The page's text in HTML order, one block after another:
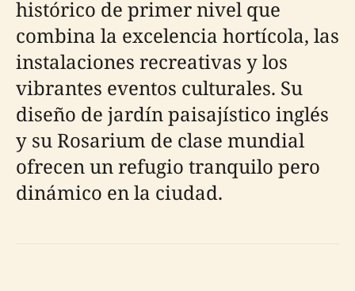
histórico de primer nivel que
combina la excelencia hortícola, las
instalaciones recreativas y los
vibrantes eventos culturales. Su
diseño de jardín paisajístico inglés
y su Rosarium de clase mundial
ofrecen un refugio tranquilo pero
dinámico en la ciudad.